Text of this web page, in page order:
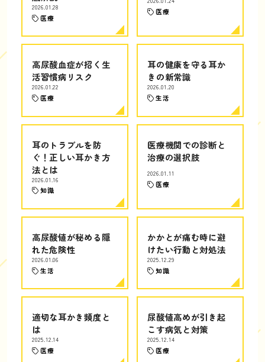
2026.01.28
医療
医療
高尿酸血症が招く生
活習慣病リスク
2026.01.22
医療
耳の健康を守る耳か
きの新常識
2026.01.20
生活
耳のトラブルを防
ぐ！正しい耳かき方
法とは
2026.01.16
知識
医療機関での診断と
治療の選択肢
2026.01.11
医療
高尿酸値が秘める隠
れた危険性
2026.01.06
生活
かかとが痛む時に避
けたい行動と対処法
2025.12.29
知識
適切な耳かき頻度と
は
2025.12.14
医療
尿酸値高めが引き起
こす病気と対策
2025.12.14
医療